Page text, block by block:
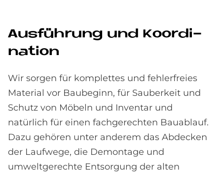
Aus­füh­rung und Ko­or­di­
na­ti­on
Wir sorgen für komplettes und fehlerfreies
Material vor Baubeginn, für Sauberkeit und
Schutz von Möbeln und Inventar und
natürlich für einen fachgerechten Bauablauf.
Dazu gehören unter anderem das Abdecken
der Laufwege, die Demontage und
umweltgerechte Entsorgung der alten